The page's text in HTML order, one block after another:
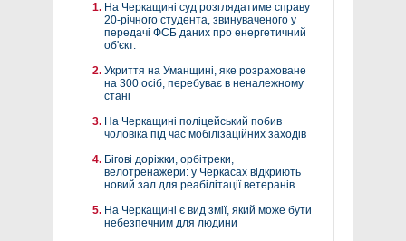
На Черкащині суд розглядатиме справу
20-річного студента, звинуваченого у
передачі ФСБ даних про енергетичний
об'єкт.
Укриття на Уманщині, яке розраховане
на 300 осіб, перебуває в неналежному
стані
На Черкащині поліцейський побив
чоловіка під час мобілізаційних заходів
Бігові доріжки, орбітреки,
велотренажери: у Черкасах відкриють
новий зал для реабілітації ветеранів
На Черкащині є вид змії, який може бути
небезпечним для людини